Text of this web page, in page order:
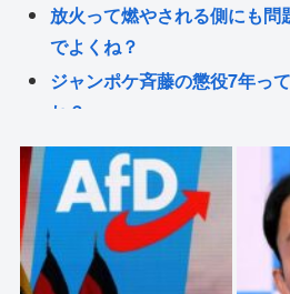
放火って燃やされる側にも
でよくね？
ジャンポケ斉藤の懲役7年っ
ね？
積水ハウス「地面師に55億円
「はえーかわいそう…会社滅
「ジャニーさんとつかこうへ
錦織一清が明かすレジェンド
論